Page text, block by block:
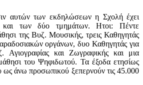
αυτών των εκδηλώσεων η Σχολή έχει
και των δύο τμημάτων. Ητοι: Πέντε
της Βυζ. Μουσικής, τρεις Καθηγητάς
οργάνων, δυο Καθηγητάς για
Αγιογραφίας και Ζωγραφικής και μια
του Ψηφιδωτού. Τα έξοδα ετησίως
ως άνω προσωπικού ξεπερνούν τις 45.000